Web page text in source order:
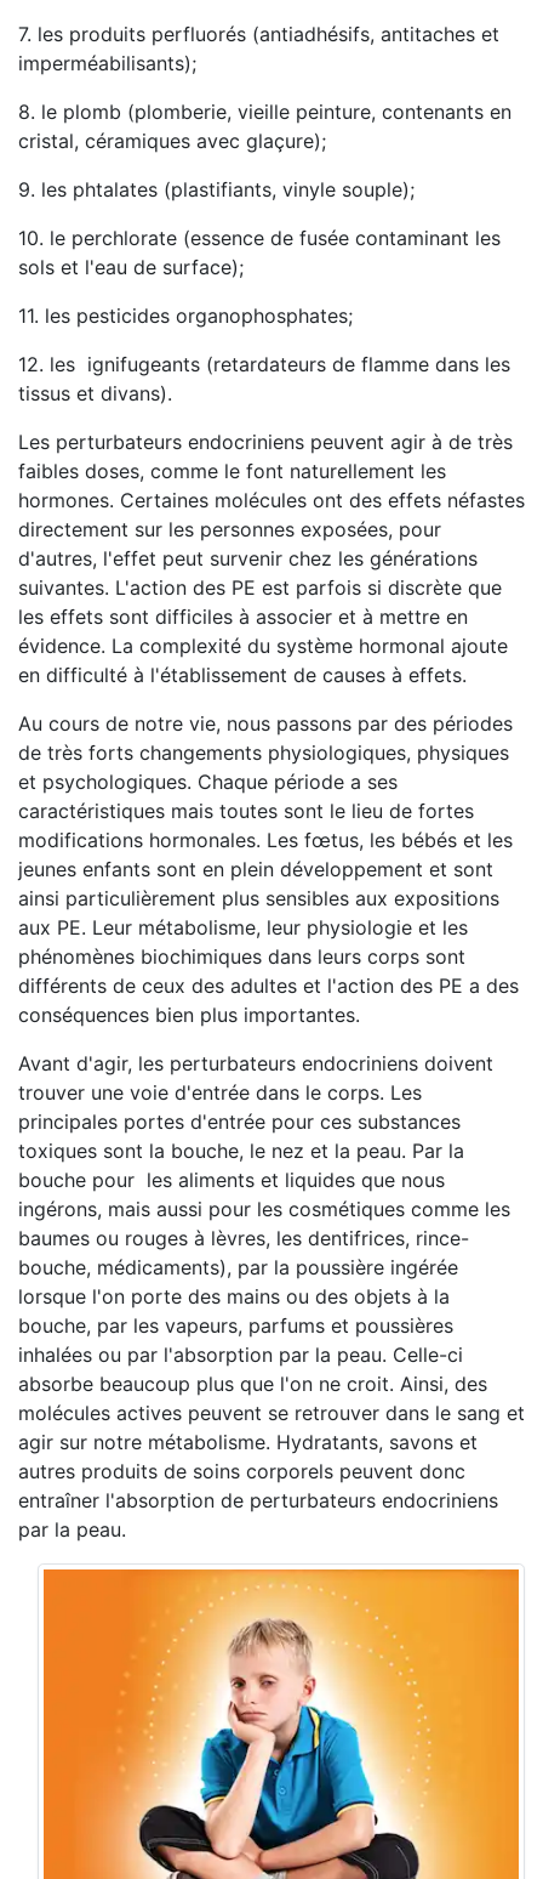
7. les produits perfluorés (antiadhésifs, antitaches et
imperméabilisants);
8. le plomb (plomberie, vieille peinture, contenants en
cristal, céramiques avec glaçure);
9. les phtalates (plastifiants, vinyle souple);
10. le perchlorate (essence de fusée contaminant les
sols et l'eau de surface);
11. les pesticides organophosphates;
12. les ignifugeants (retardateurs de flamme dans les
tissus et divans).
Les perturbateurs endocriniens peuvent agir à de très
faibles doses, comme le font naturellement les
hormones. Certaines molécules ont des effets néfastes
directement sur les personnes exposées, pour
d'autres, l'effet peut survenir chez les générations
suivantes. L'action des PE est parfois si discrète que
les effets sont difficiles à associer et à mettre en
évidence. La complexité du système hormonal ajoute
en difficulté à l'établissement de causes à effets.
Au cours de notre vie, nous passons par des périodes
de très forts changements physiologiques, physiques
et psychologiques. Chaque période a ses
caractéristiques mais toutes sont le lieu de fortes
modifications hormonales. Les fœtus, les bébés et les
jeunes enfants sont en plein développement et sont
ainsi particulièrement plus sensibles aux expositions
aux PE. Leur métabolisme, leur physiologie et les
phénomènes biochimiques dans leurs corps sont
différents de ceux des adultes et l'action des PE a des
conséquences bien plus importantes.
Avant d'agir, les perturbateurs endocriniens doivent
trouver une voie d'entrée dans le corps. Les
principales portes d'entrée pour ces substances
toxiques sont la bouche, le nez et la peau. Par la
bouche pour les aliments et liquides que nous
ingérons, mais aussi pour les cosmétiques comme les
baumes ou rouges à lèvres, les dentifrices, rince-
bouche, médicaments), par la poussière ingérée
lorsque l'on porte des mains ou des objets à la
bouche, par les vapeurs, parfums et poussières
inhalées ou par l'absorption par la peau. Celle-ci
absorbe beaucoup plus que l'on ne croit. Ainsi, des
molécules actives peuvent se retrouver dans le sang et
agir sur notre métabolisme. Hydratants, savons et
autres produits de soins corporels peuvent donc
entraîner l'absorption de perturbateurs endocriniens
par la peau.